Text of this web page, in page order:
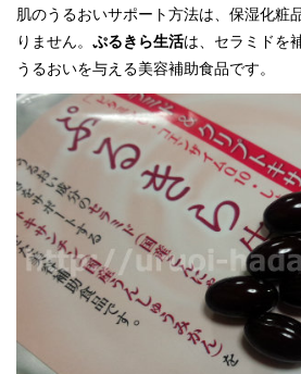
肌のうるおいサポート方法は、保湿化粧
りません。 ぷるきら生活は、セラミドを
うるおいを与える美容補助食品です。